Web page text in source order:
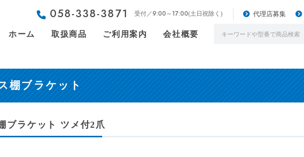
058-338-3871 受付／9:00～17:00(土日祝除く) 代理店募集
ホーム 取扱商品 ご利用案内 会社概要
棚ブラケット
ブラケット ツメ付2爪